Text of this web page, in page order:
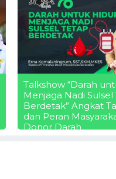
Talkshow “Darah
Menjaga Nadi Sulsel
Berdetak” Angkat
dan Peran
Donor Darah